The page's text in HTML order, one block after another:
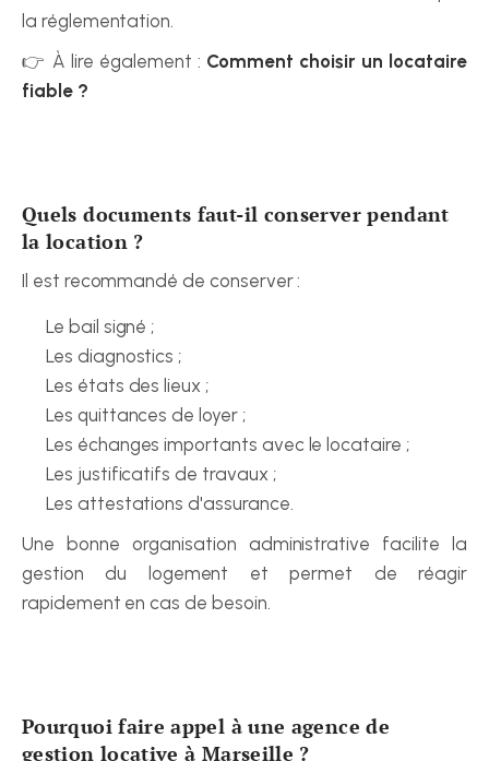
la réglementation.
👉 À lire également : Comment choisir un locataire
fiable ?
Quels documents faut-il conserver pendant
la location ?
Il est recommandé de conserver :
Le bail signé ;
Les diagnostics ;
Les états des lieux ;
Les quittances de loyer ;
Les échanges importants avec le locataire ;
Les justificatifs de travaux ;
Les attestations d'assurance.
Une bonne organisation administrative facilite la
gestion du logement et permet de réagir
rapidement en cas de besoin.
Pourquoi faire appel à une agence de
gestion locative à Marseille ?